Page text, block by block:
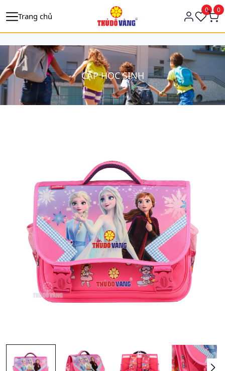
https://tagmanager.google.com/
Trang chủ
0 0
CẶP HỌC SINH